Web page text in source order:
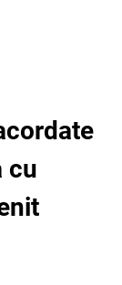
cu